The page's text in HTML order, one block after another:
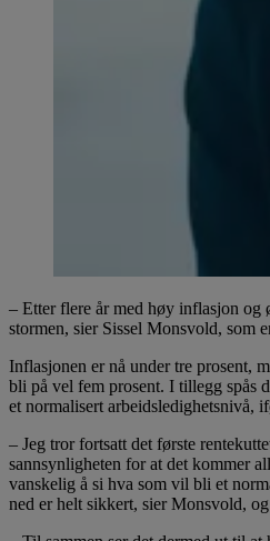
– Etter flere år med høy inflasjon og
stormen, sier Sissel Monsvold, som
Inflasjonen er nå under tre prosent,
bli på vel fem prosent. I tillegg spås
et normalisert arbeidsledighetsnivå,
– Jeg tror fortsatt det første
sannsynligheten for at det kommer
vanskelig å si hva som vil bli et
ned er helt sikkert, sier Monsvold,